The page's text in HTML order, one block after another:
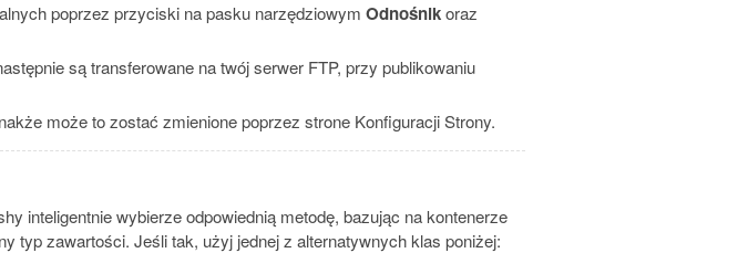
poprzez przyciski na pasku narzędziowym Odnośnikoraz
są transferowane na twój serwer FTP, przy publikowaniu
może to zostać zmienione poprzez strone Konfiguracji Strony.
inteligentnie wybierze odpowiednią metodę, bazując na kontenerze
typ zawartości. Jeśli tak, użyj jednej z alternatywnych klas poniżej: